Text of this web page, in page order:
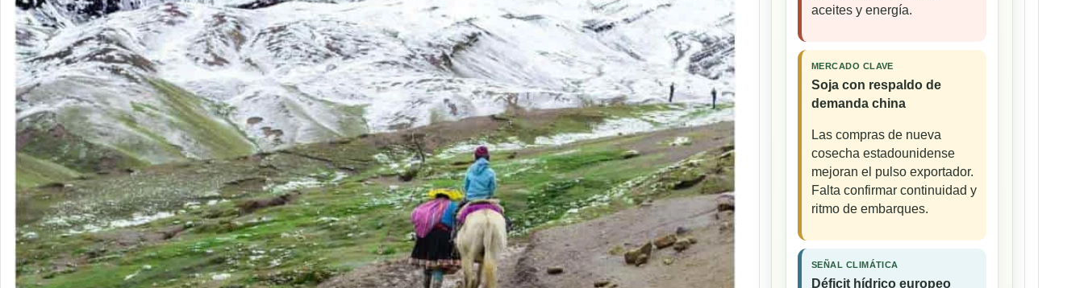
aceites y energía.
MERCADO CLAVE
Soja con respaldo de
demanda china
Las compras de nueva
cosecha estadounidense
mejoran el pulso exportador.
Falta confirmar continuidad y
ritmo de embarques.
SEÑAL CLIMÁTICA
Déficit hídrico europeo